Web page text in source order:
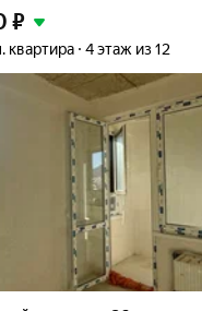
₽
квартира 4 этаж из 12